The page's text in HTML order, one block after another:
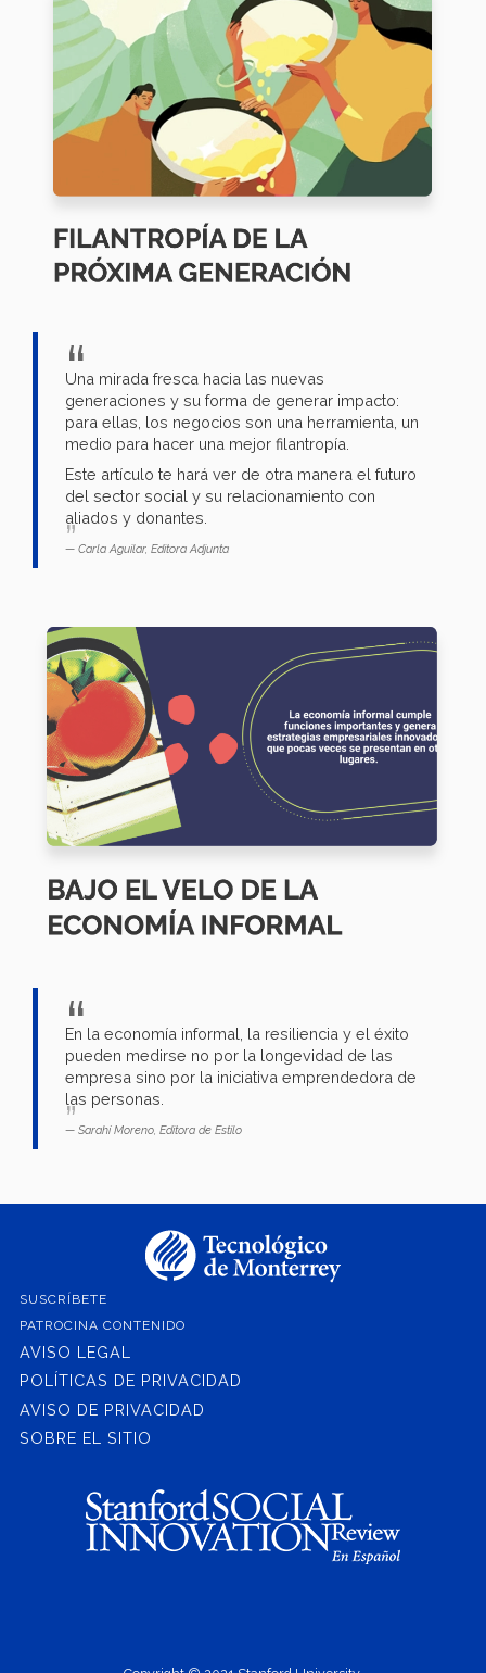
Una mirada fresca hacia las nuevas
generaciones y su forma de generar impacto:
para ellas, los negocios son una herramienta, un
medio para hacer una mejor filantropía.
Este artículo te hará ver de otra manera el futuro
del sector social y su relacionamiento con
aliados y donantes.
Carla Aguilar, Editora Adjunta
En la economía informal, la resiliencia y el éxito
pueden medirse no por la longevidad de las
empresa sino por la iniciativa emprendedora de
las personas.
Sarahí Moreno, Editora de Estilo
SUSCRÍBETE
PATROCINA CONTENIDO
AVISO LEGAL
POLÍTICAS DE PRIVACIDAD
AVISO DE PRIVACIDAD
SOBRE EL SITIO